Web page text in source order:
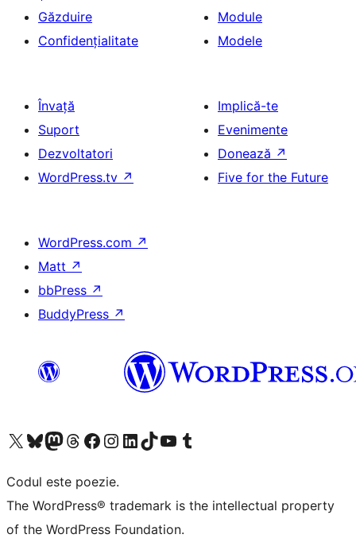
Găzduire
Confidențialitate
Module
Modele
Învață
Suport
Dezvoltatori
WordPress.tv ↗
Implică-te
Evenimente
Donează ↗
Five for the Future
WordPress.com ↗
Matt ↗
bbPress ↗
BuddyPress ↗
Mergi la contul nostru X (fost Twitter)
Vizitează contul nostru Bluesky
Vizitează contul nostru Mastodon
Vizitează contul nostru Threads
Vizitează pagina noastră Facebook
Vizitează-ne pe Instagram
Vizitează-ne pe LinkedIn
Vizitează contul nostru TikTok
Vizitează canalul nostru YouTube
Vizitează contul nostru Tumblr
Codul este poezie.
The WordPress® trademark is the intellectual property
of the WordPress Foundation.